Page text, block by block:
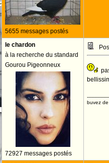
5655 messages postés
le chardon
à la recherche du standard
Gourou Pigeonneux
72927 messages postés
buvez